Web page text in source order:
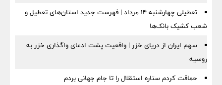
تعطیلی چهارشنبه ۱۴ مرداد | فهرست جدید استان‌های تعطیل و
شعب کشیک بانک‌ها
سهم ایران از دریای خزر | واقعیت پشت ادعای واگذاری خزر به
روسیه
حماقت کردم ستاره استقلال را تا جام جهانی بردم